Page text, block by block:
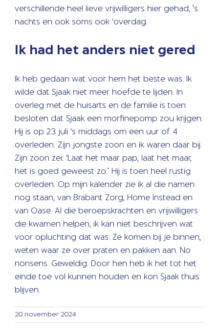
verschillende heel lieve vrijwilligers hier gehad, ’s
nachts en ook soms ook ‘overdag.
Ik had het anders niet gered
Ik heb gedaan wat voor hem het beste was. Ik
wilde dat Sjaak niet meer hoefde te lijden. In
overleg met de huisarts en de familie is toen
besloten dat Sjaak een morfinepomp zou krijgen.
Hij is op 23 juli ‘s middags om een uur of 4
overleden. Zijn jongste zoon en ik waren daar bij.
Zijn zoon zei: ‘Laat het maar pap, laat het maar,
het is goed geweest zo.’ Hij is toen heel rustig
overleden. Op mijn kalender zie ik al die namen
nog staan, van Brabant Zorg, Home Instead en
van Oase. Al die beroepskrachten en vrijwilligers
die kwamen helpen, ik kan niet beschrijven wat
voor opluchting dat was. Ze komen bij je binnen,
weten waar ze over praten en pakken aan. No
nonsens. Geweldig. Door hen heb ik het tot het
einde toe vol kunnen houden en kon Sjaak thuis
blijven.
20 november 2024